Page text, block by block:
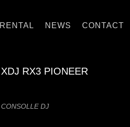
RENTAL NEWS CONTACT
XDJ RX3 PIONEER
CONSOLLE DJ